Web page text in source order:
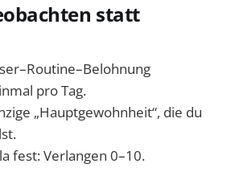
statt
pro Tag.
„Hauptgewohnheit“, die du
fest: Verlangen 0–10.